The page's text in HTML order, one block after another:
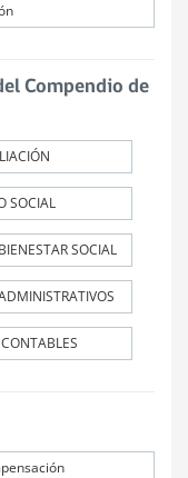
Compendio de
SOCIAL
SOCIAL